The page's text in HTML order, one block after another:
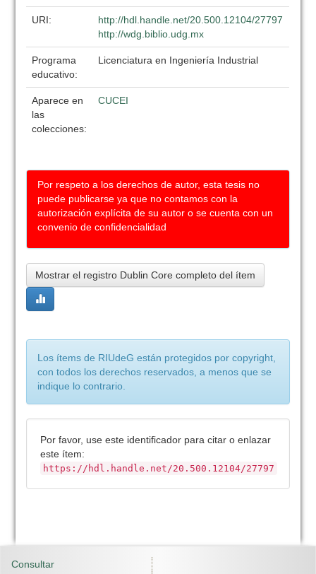
URI:
http://hdl.handle.net/20.500.12104/27797
http://wdg.biblio.udg.mx
Programa
educativo:
Licenciatura en Ingeniería Industrial
Aparece en
las
colecciones:
CUCEI
Por respeto a los derechos de autor, esta tesis no
puede publicarse ya que no contamos con la
autorización explícita de su autor o se cuenta con un
convenio de confidencialidad
Mostrar el registro Dublin Core completo del ítem
Los ítems de RIUdeG están protegidos por copyright,
con todos los derechos reservados, a menos que se
indique lo contrario.
Por favor, use este identificador para citar o enlazar
este ítem:
https://hdl.handle.net/20.500.12104/27797
Consultar